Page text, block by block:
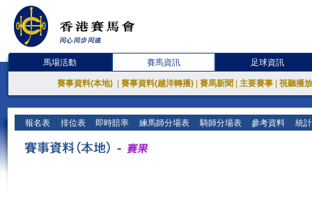
馬場活動 賽馬資訊 足球資訊
賽事資料(本地) 賽事資料(越洋轉播) 賽馬新聞 主要賽事 視聽播
報名表 排位表 即時賠率 練馬師分場表 騎師分場表 參考資料 統